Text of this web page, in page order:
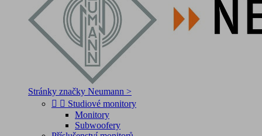
Stránky značky Neumann >
  Studiové monitory
Monitory
Subwoofery